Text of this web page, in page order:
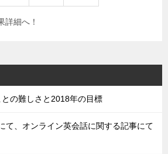
詳細へ！
の難しさと2018年の目標
て、オンライン英会話に関する記事にて